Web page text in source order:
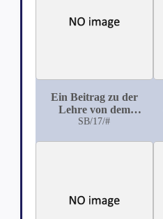
Ein Beitrag zu der
Lehre von dem
Korsakowschen
SB/17/#